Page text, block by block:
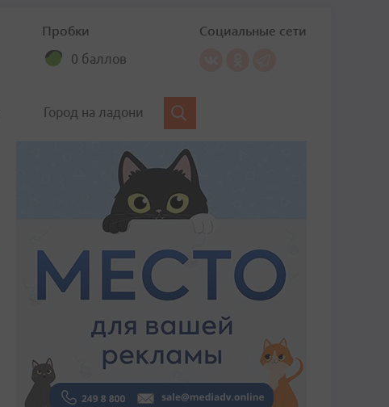
Пробки
0 баллов
Социальные сети
Город на ладони